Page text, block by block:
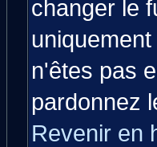
changer le
n'êtes pas
pardonnez
Revenir en